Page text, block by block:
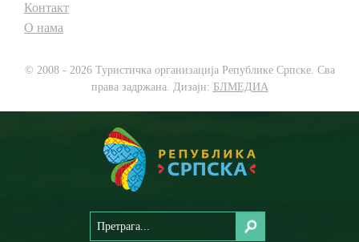
Контакт
О нама
© 2008 - 2026 Туристичка организација Републике Српске. Сва
права задржана. Дизајн: БЛМЕДИА